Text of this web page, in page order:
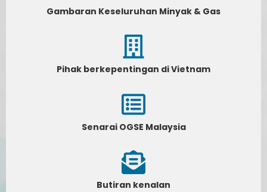
Gambaran Keseluruhan Minyak & Gas
Pihak berkepentingan di Vietnam
Senarai OGSE Malaysia
Butiran kenalan